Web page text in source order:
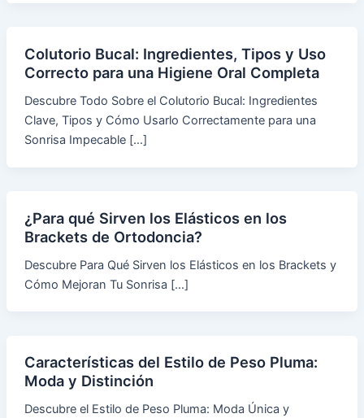
Colutorio Bucal: Ingredientes, Tipos y Uso
Correcto para una Higiene Oral Completa
Descubre Todo Sobre el Colutorio Bucal: Ingredientes
Clave, Tipos y Cómo Usarlo Correctamente para una
Sonrisa Impecable […]
¿Para qué Sirven los Elásticos en los
Brackets de Ortodoncia?
Descubre Para Qué Sirven los Elásticos en los Brackets y
Cómo Mejoran Tu Sonrisa […]
Características del Estilo de Peso Pluma:
Moda y Distinción
Descubre el Estilo de Peso Pluma: Moda Única y